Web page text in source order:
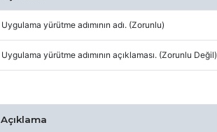
Uygulama yürütme adımının adı. (Zorunlu)
Uygulama yürütme adımının açıklaması. (Zorunlu Değil)
Açıklama